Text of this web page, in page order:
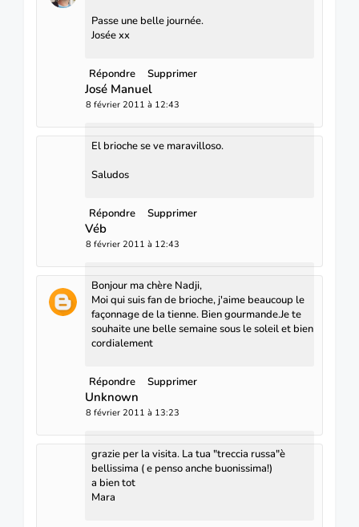
Passe une belle journée.
Josée xx
Répondre Supprimer
José Manuel
8 février 2011 à 12:43
El brioche se ve maravilloso.
Saludos
Répondre Supprimer
Véb
8 février 2011 à 12:43
Bonjour ma chère Nadji,
Moi qui suis fan de brioche, j'aime beaucoup le
façonnage de la tienne. Bien gourmande.Je te
souhaite une belle semaine sous le soleil et bien
cordialement
Répondre Supprimer
Unknown
8 février 2011 à 13:23
grazie per la visita. La tua "treccia russa"è
bellissima ( e penso anche buonissima!)
a bien tot
Mara